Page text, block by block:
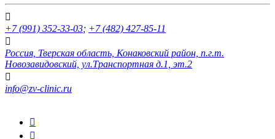
+7 (991) 352-33-03; +7 (482) 427-85-11
Россия, Тверская область, Конаковский район, п.г.т.
Новозавидовский, ул.Транспортная д.1, эт.2
info@zv-clinic.ru